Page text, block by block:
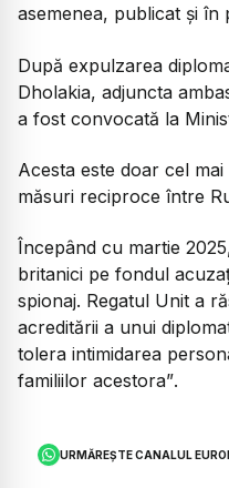
asemenea, publicat și în
După expulzarea
Dholakia, adjuncta
a fost convocată la
Acesta este doar cel
măsuri reciproce între
Începând cu martie
britanici pe fondul
spionaj. Regatul Unit a
acreditării a unui
tolera intimidarea
familiilor acestora”.
URMĂREȘTE CANALUL